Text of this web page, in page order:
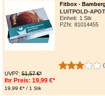
Fitbox -
LUITPOLD-
Einheit: 1 Stk
PZN : 81014455
UVP2: 51,57 €*
Ihr Preis: 19,99 €*
19,99 €* / 1 Stk